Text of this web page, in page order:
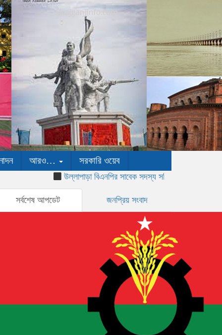
আরও…
সরকারি ওয়েব
উল্লাপাড়া বিএনপির সাবেক সদস্য সচিবের সব পদ স্থগিত
সর্বশেষ আপডেট জনপ্রিয় সংবাদ